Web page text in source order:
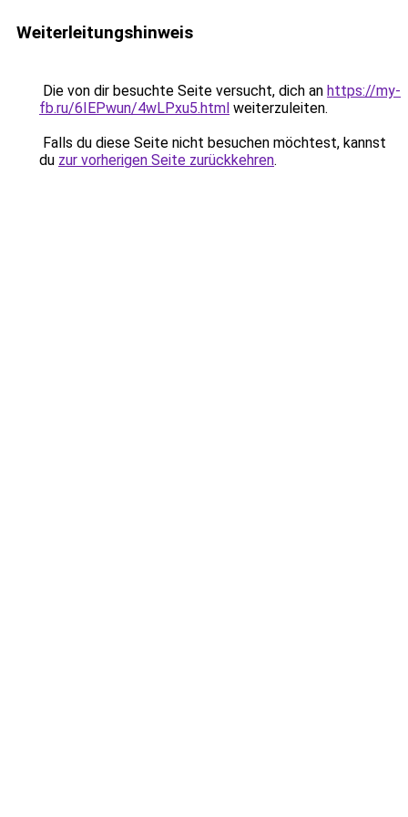
Weiterleitungshinweis
Die von dir besuchte Seite versucht, dich an https://my-
fb.ru/6IEPwun/4wLPxu5.html weiterzuleiten.
Falls du diese Seite nicht besuchen möchtest, kannst
du zur vorherigen Seite zurückkehren.